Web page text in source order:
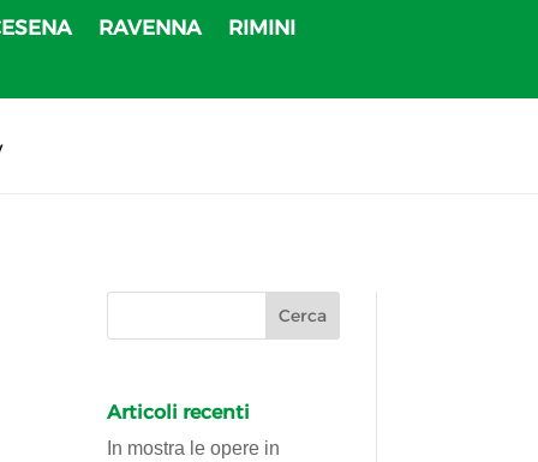
RAVENNA RIMINI
Articoli recenti
In mostra le opere in